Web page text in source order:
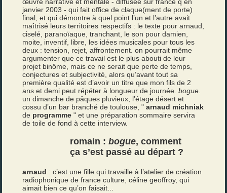
janvier 2003 - qui fait office de claque(ment de porte)
final, et qui démontre à quel point l’un et l’autre avait
maîtrisé leurs territoires respectifs : le texte pour arnaud,
ciselé, paranoïaque, tranchant, le son pour damien,
moite, inventif, libre, les idées musicales pour tous les
deux : tension, rejet, affrontement. on pourrait même
argumenter que ce travail est le plus abouti de leur
projet binôme, mais ce ne serait que perte de temps,
conjectures et subjectivité, alors qu’avant tout sa
première qualité est d’avoir un titre que mon fils de 2
ans et demi peut répéter à longueur de journée.bogue
un dimanche de pâques pluvieux, l’étage désert et
cossu d’un bar branché de toulouse, "arnaud michniak
de programme " et une préparation sommaire servira
de toile de fond à cette interview.
romain :bogue, comment
ça s’est passé au départ ?
arnaud : c’est une fille qui travaille à l’atelier de création
radiophonique de france culture, céline geoffroy, qui
aimait bien ce qu’on faisait...